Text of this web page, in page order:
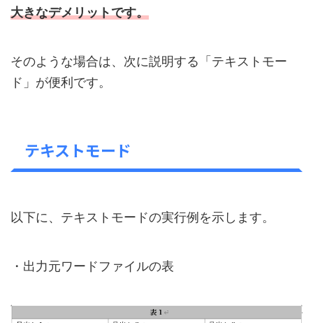
大きなデメリットです。
そのような場合は、次に説明する「テキストモー
ド」が便利です。
テキストモード
以下に、テキストモードの実行例を示します。
・出力元ワードファイルの表